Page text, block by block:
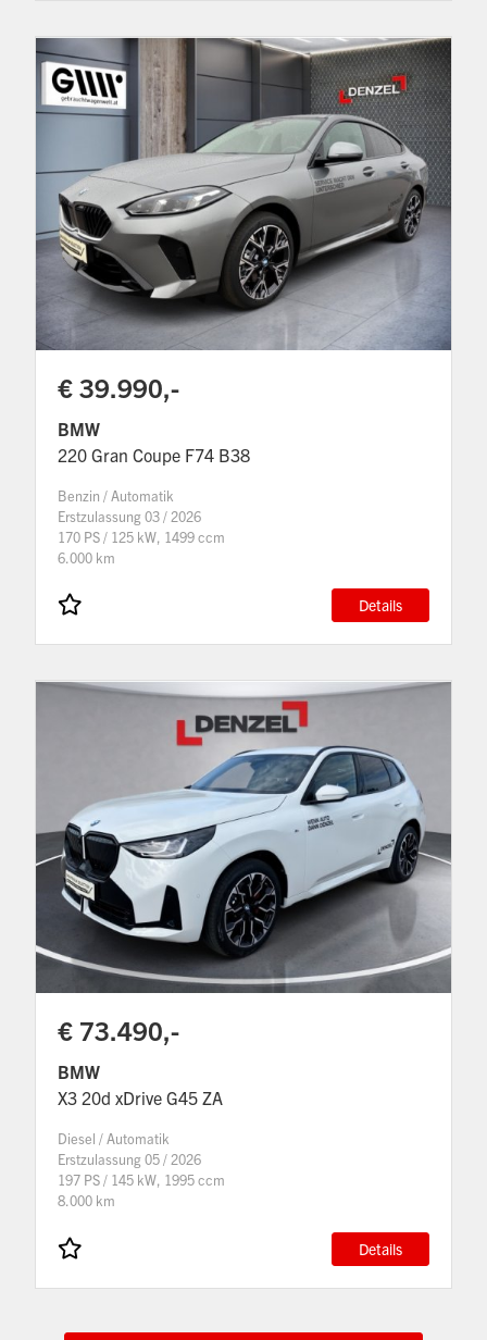
€ 39.990,-
BMW
220 Gran Coupe F74 B38
Benzin / Automatik
Erstzulassung 03 / 2026
170 PS / 125 kW, 1499 ccm
6.000 km
Details
€ 73.490,-
BMW
X3 20d xDrive G45 ZA
Diesel / Automatik
Erstzulassung 05 / 2026
197 PS / 145 kW, 1995 ccm
8.000 km
Details